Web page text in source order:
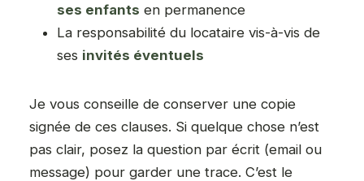
ses enfants en permanence
La responsabilité du locataire vis-à-vis de
ses invités éventuels
Je vous conseille de conserver une copie
signée de ces clauses. Si quelque chose n’est
pas clair, posez la question par écrit (email ou
message) pour garder une trace. C’est le